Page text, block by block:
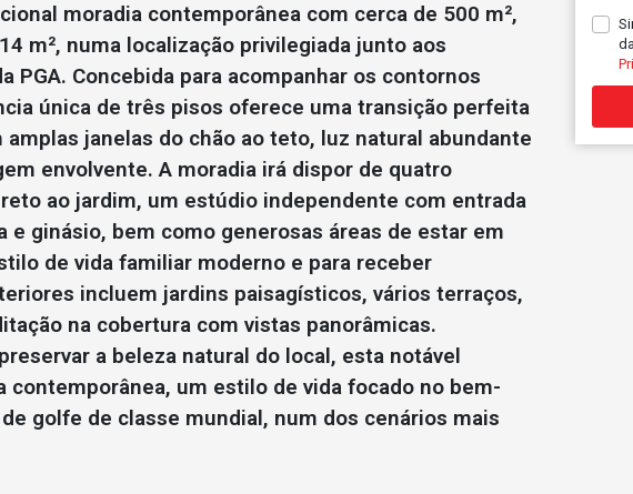
moradia contemporânea com cerca de 500 m²,
m², numa localização privilegiada junto aos
PGA. Concebida para acompanhar os contornos
única de três pisos oferece uma transição perfeita
janelas do chão ao teto, luz natural abundante
envolvente. A moradia irá dispor de quatro
ao jardim, um estúdio independente com entrada
e ginásio, bem como generosas áreas de estar em
de vida familiar moderno e para receber
incluem jardins paisagísticos, vários terraços,
na cobertura com vistas panorâmicas.
a beleza natural do local, esta notável
um estilo de vida focado no bem-
golfe de classe mundial, num dos cenários mais